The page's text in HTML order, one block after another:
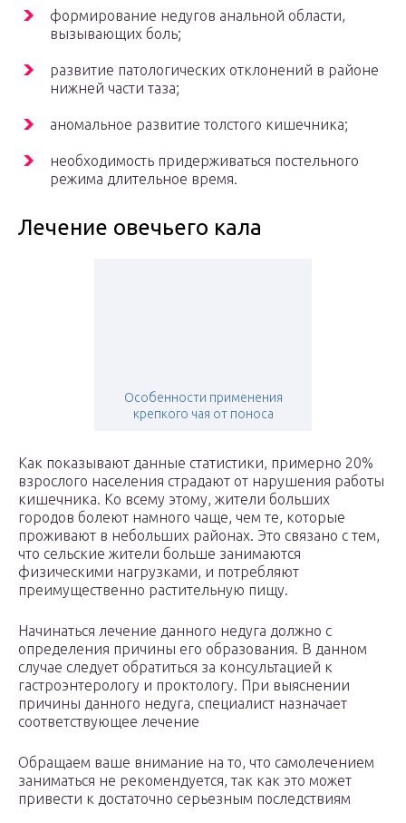
формирование недугов анальной области,
вызывающих боль;
развитие патологических отклонений в районе
нижней части таза;
аномальное развитие толстого кишечника;
необходимость придерживаться постельного
режима длительное время.
Лечение овечьего кала
Особенности применения
крепкого чая от поноса
Как показывают данные статистики, примерно 20%
взрослого населения страдают от нарушения работы
кишечника. Ко всему этому, жители больших
городов болеют намного чаще, чем те, которые
проживают в небольших районах. Это связано с тем,
что сельские жители больше занимаются
физическими нагрузками, и потребляют
преимущественно растительную пищу.
Начинаться лечение данного недуга должно с
определения причины его образования. В данном
случае следует обратиться за консультацией к
гастроэнтерологу и проктологу. При выяснении
причины данного недуга, специалист назначает
соответствующее лечение
Обращаем ваше внимание на то, что самолечением
заниматься не рекомендуется, так как это может
привести к достаточно серьезным последствиям